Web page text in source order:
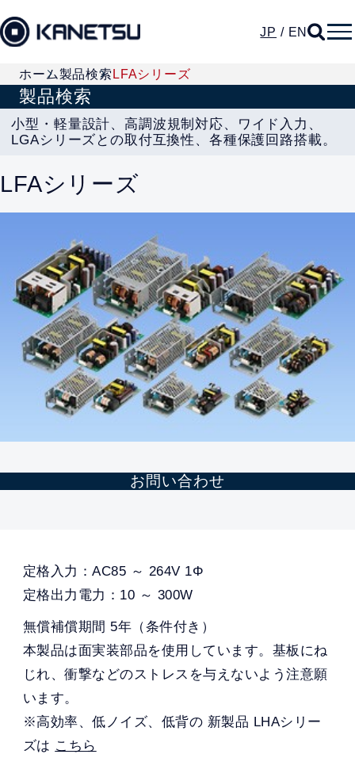
JP / EN
ホーム製品検索 LFAシリーズ
製品検索
小型・軽量設計、高調波規制対応、ワイド入力、
LGAシリーズとの取付互換性、各種保護回路搭載。
LFAシリーズ
お問い合わせ
定格入力：AC85 ～ 264V 1Φ
定格出力電力：10 ～ 300W
無償補償期間 5年（条件付き）
本製品は面実装部品を使用しています。基板にね
じれ、衝撃などのストレスを与えないよう注意願
います。
※高効率、低ノイズ、低背の 新製品 LHAシリー
ズは こちら